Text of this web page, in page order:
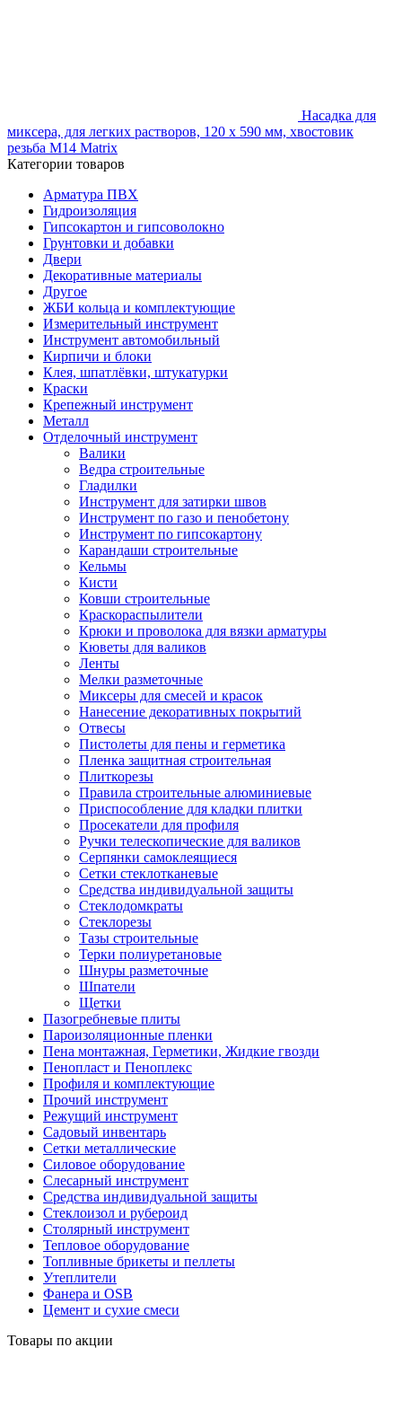
Насадка для
миксера, для легких растворов, 120 х 590 мм, хвостовик
резьба М14 Matrix
Категории товаров
Арматура ПВХ
Гидроизоляция
Гипсокартон и гипсоволокно
Грунтовки и добавки
Двери
Декоративные материалы
Другое
ЖБИ кольца и комплектующие
Измерительный инструмент
Инструмент автомобильный
Кирпичи и блоки
Клея, шпатлёвки, штукатурки
Краски
Крепежный инструмент
Металл
Отделочный инструмент
Валики
Ведра строительные
Гладилки
Инструмент для затирки швов
Инструмент по газо и пенобетону
Инструмент по гипсокартону
Карандаши строительные
Кельмы
Кисти
Ковши строительные
Краскораспылители
Крюки и проволока для вязки арматуры
Кюветы для валиков
Ленты
Мелки разметочные
Миксеры для смесей и красок
Нанесение декоративных покрытий
Отвесы
Пистолеты для пены и герметика
Пленка защитная строительная
Плиткорезы
Правила строительные алюминиевые
Приспособление для кладки плитки
Просекатели для профиля
Ручки телескопические для валиков
Серпянки самоклеящиеся
Сетки стеклотканевые
Средства индивидуальной защиты
Стеклодомкраты
Стеклорезы
Тазы строительные
Терки полиуретановые
Шнуры разметочные
Шпатели
Щетки
Пазогребневые плиты
Пароизоляционные пленки
Пена монтажная, Герметики, Жидкие гвозди
Пенопласт и Пеноплекс
Профиля и комплектующие
Прочий инструмент
Режущий инструмент
Садовый инвентарь
Сетки металлические
Силовое оборудование
Слесарный инструмент
Средства индивидуальной защиты
Стеклоизол и рубероид
Столярный инструмент
Тепловое оборудование
Топливные брикеты и пеллеты
Утеплители
Фанера и OSB
Цемент и сухие смеси
Товары по акции